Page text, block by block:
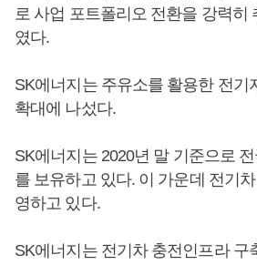
로 사업 포트폴리오 전환을 강력히
였다.
SK에너지는 주유소를 활용한 전기
확대에 나섰다.
SK에너지는 2020년 말 기준으로
를 보유하고 있다. 이 가운데 전기
영하고 있다.
SK에너지는 전기차 충전인프라 구